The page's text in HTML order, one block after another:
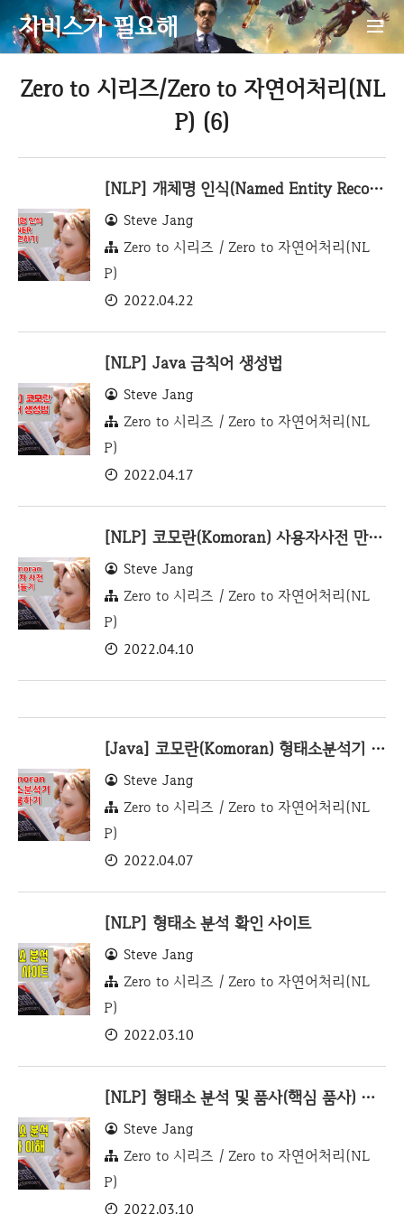
자비스가 필요해
Zero to 시리즈/Zero to 자연어처리(NL
P) (6)
[NLP] 개체명 인식(Named Entity Recognition) 구현하기
Steve Jang
Zero to 시리즈 / Zero to 자연어처리(NL
P)
2022.04.22
[NLP] Java 금칙어 생성법
Steve Jang
Zero to 시리즈 / Zero to 자연어처리(NL
P)
2022.04.17
[NLP] 코모란(Komoran) 사용자사전 만들기
Steve Jang
Zero to 시리즈 / Zero to 자연어처리(NL
P)
2022.04.10
[Java] 코모란(Komoran) 형태소분석기 사용하기
Steve Jang
Zero to 시리즈 / Zero to 자연어처리(NL
P)
2022.04.07
[NLP] 형태소 분석 확인 사이트
Steve Jang
Zero to 시리즈 / Zero to 자연어처리(NL
P)
2022.03.10
[NLP] 형태소 분석 및 품사(핵심 품사) 이해
Steve Jang
Zero to 시리즈 / Zero to 자연어처리(NL
P)
2022.03.10